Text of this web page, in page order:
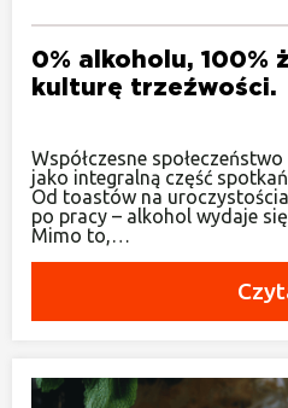
0% alkoholu, 100%
kulturę trzeźwości.
Współczesne
jako integralną część
Od toastów na
po pracy – alkohol wydaje
Mimo to,…